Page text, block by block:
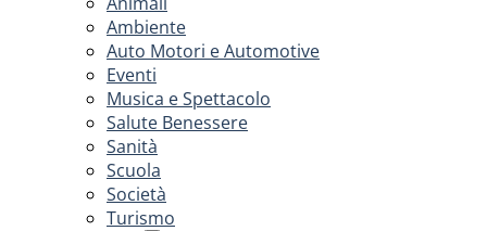
Ambiente
Auto Motori e Automotive
Eventi
Musica e Spettacolo
Salute Benessere
Sanità
Scuola
Società
Turismo